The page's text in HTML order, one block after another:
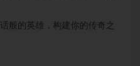
般的英雄，构建你的传奇之